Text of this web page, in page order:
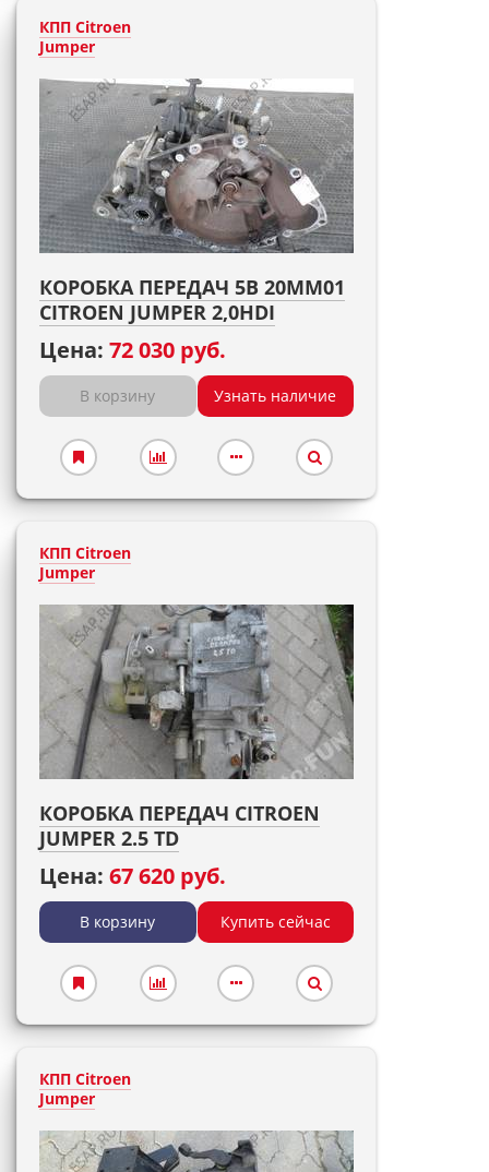
КПП Citroen
Jumper
КОРОБКА ПЕРЕДАЧ 5B 20MM01
CITROEN JUMPER 2,0HDI
Цена: 72 030 руб.
В корзину Узнать наличие
КПП Citroen
Jumper
КОРОБКА ПЕРЕДАЧ CITROEN
JUMPER 2.5 TD
Цена: 67 620 руб.
В корзину Купить сейчас
КПП Citroen
Jumper